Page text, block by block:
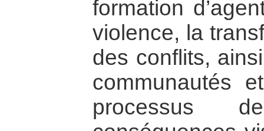
formation
violence, la
des conflits,
communautés
processus